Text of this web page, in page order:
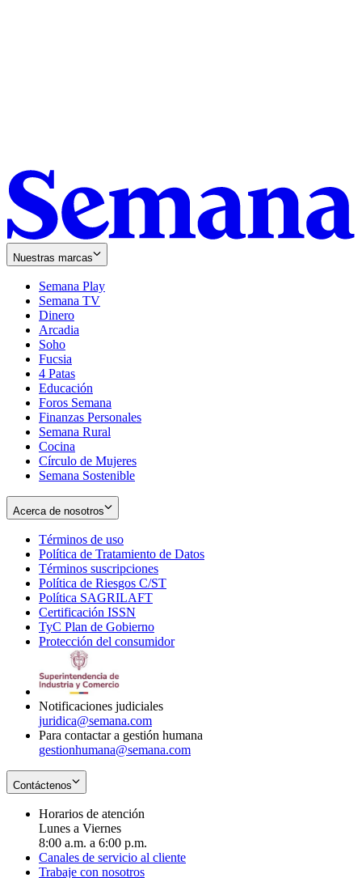
Nuestras marcas
Semana Play
Semana TV
Dinero
Arcadia
Soho
in
new
window
Fucsia
in
new
window
4 Patas
Educación
Foros Semana
Finanzas Personales
Semana Rural
Cocina
Círculo de Mujeres
Semana Sostenible
Acerca de nosotros
Términos de uso
in
new
window
Política de Tratamiento de Datos
Términos suscripciones
in
Política de Riesgos C/ST
Política SAGRILAFT
new
window
Certificación ISSN
in
new
TyC Plan de Gobierno
in
Protección del consumidorOpens
Notificaciones judiciales
juridica@semana.com
Para contactar a gestión humana
gestionhumana@semana.com
Contáctenos
Horarios de atención
Lunes a Viernes
8:00 a.m. a 6:00 p.m.
Canales de servicio al cliente
Trabaje con nosotros